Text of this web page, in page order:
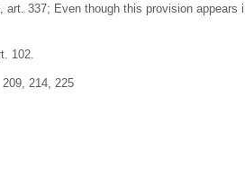
art. 337; Even though this provision
102.
214, 225